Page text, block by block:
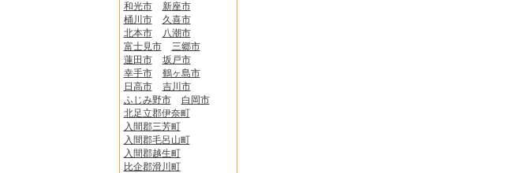
和光市
新座市
桶川市
久喜市
北本市
八潮市
富士見市
三郷市
蓮田市
坂戸市
幸手市
鶴ヶ島市
日高市
吉川市
ふじみ野市
白岡市
北足立郡伊奈町
入間郡三芳町
入間郡毛呂山町
入間郡越生町
比企郡滑川町